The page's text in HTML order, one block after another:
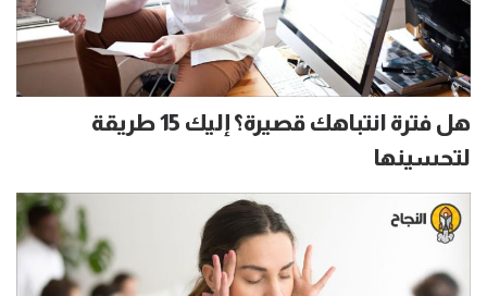
هل فترة انتباهك قصيرة؟ إليك 15 طريقة
لتحسينها